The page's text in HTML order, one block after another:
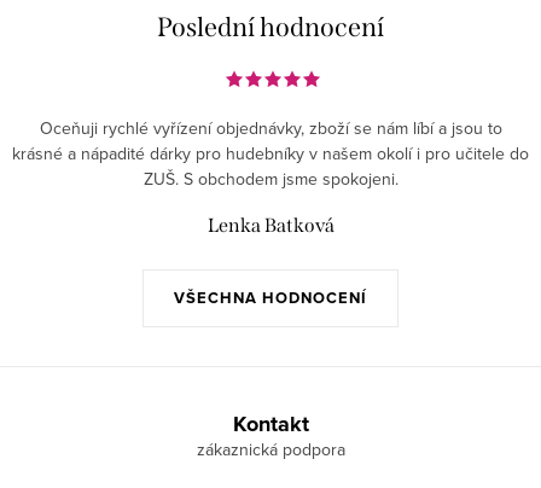
Poslední hodnocení
VŠECHNA HODNOCENÍ
Oceňuji rychlé vyřízení objednávky, zboží se nám líbí a jsou to
krásné a nápadité dárky pro hudebníky v našem okolí i pro učitele do
ZUŠ. S obchodem jsme spokojeni.
Lenka Batková
Kontakt